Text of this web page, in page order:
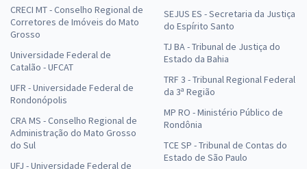
CRECI MT - Conselho Regional de
Corretores de Imóveis do Mato
Grosso
Universidade Federal de
Catalão - UFCAT
UFR - Universidade Federal de
Rondonópolis
CRA MS - Conselho Regional de
Administração do Mato Grosso
do Sul
UFJ - Universidade Federal de
SEJUS ES - Secretaria da Justiça
do Espírito Santo
TJ BA - Tribunal de Justiça do
Estado da Bahia
TRF 3 - Tribunal Regional Federal
da 3ª Região
MP RO - Ministério Público de
Rondônia
TCE SP - Tribunal de Contas do
Estado de São Paulo